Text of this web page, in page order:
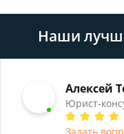
Наши
Алексей
Юрист-